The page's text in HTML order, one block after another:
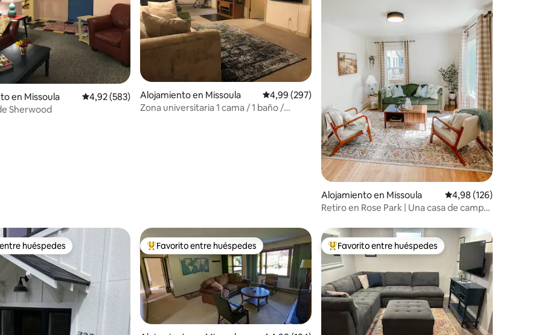
de 5. 248 evaluaciones
en Missoula Calificación promedio: 4,92 de 5. 583 evaluaciones
4,92 (583)
Sherwood
Alojamiento en Missoula Calificación promedio: 4,99 de 5. 297 evaluaciones
4,99 (297)
Zona universitaria 1 cama / 1 baño /
Alojamiento en Missoula Calificación promedio:
4,98 (126)
Retiro en Rose Park | Una casa de campo
huéspedes
huéspedes Favorito entre los huéspedes más destacados
Favorito entre huéspedes Favorito entre los huéspedes más destacados
Favorito entre huéspedes